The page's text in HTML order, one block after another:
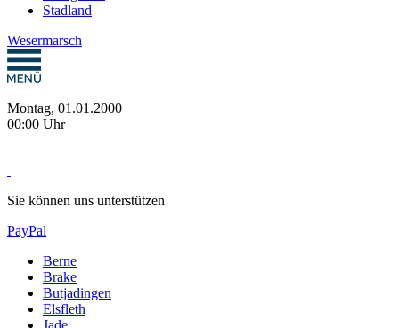
Stadland
Wesermarsch
Montag, 01.01.2000
00:00 Uhr
Sie können uns unterstützen
PayPal
Berne
Brake
Butjadingen
Elsfleth
Jade